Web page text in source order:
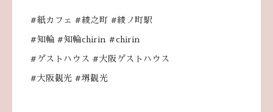
#紙カフェ #綾之町 #綾ノ町駅
#知輪 #知輪chirin #chirin
#ゲストハウス #大阪ゲストハウス
#大阪観光 #堺観光